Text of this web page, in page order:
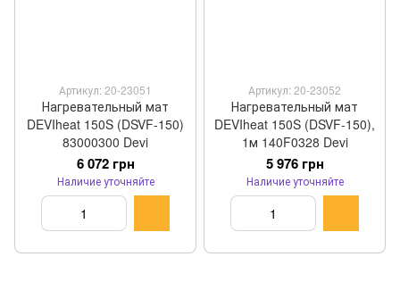
Артикул: 20-23051
Нагревательный мат
DEVIheat 150S (DSVF-150)
83000300 Devi
6 072 грн
Наличие уточняйте
Артикул: 20-23052
Нагревательный мат
DEVIheat 150S (DSVF-150),
1м 140F0328 Devi
5 976 грн
Наличие уточняйте